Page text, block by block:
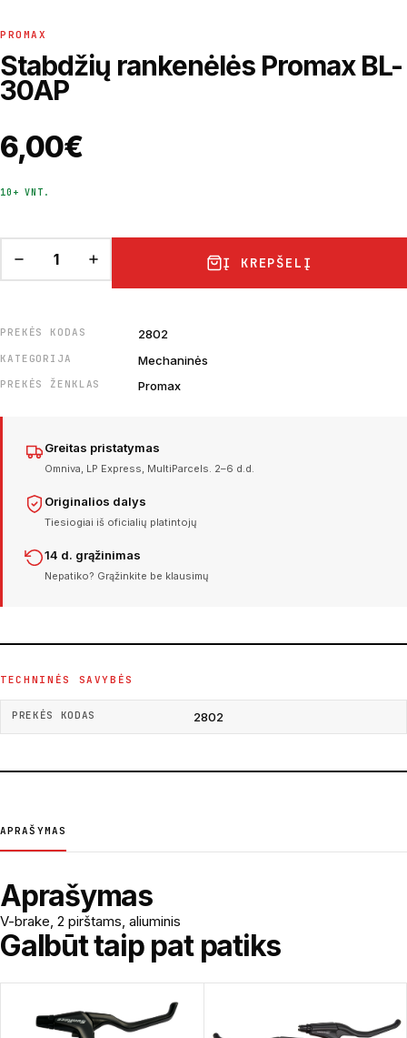
PROMAX
Stabdžių rankenėlės Promax BL-
30AP
6,00€
10+ VNT.
Į KREPŠELĮ
PREKĖS KODAS 2802
KATEGORIJA Mechaninės
PREKĖS ŽENKLAS Promax
Greitas pristatymas
Omniva, LP Express, MultiParcels. 2–6 d.d.
Originalios dalys
Tiesiogiai iš oficialių platintojų
14 d. grąžinimas
Nepatiko? Grąžinkite be klausimų
TECHNINĖS SAVYBĖS
PREKĖS KODAS 2802
APRAŠYMAS
Aprašymas
V-brake, 2 pirštams, aliuminis
Galbūt taip pat patiks